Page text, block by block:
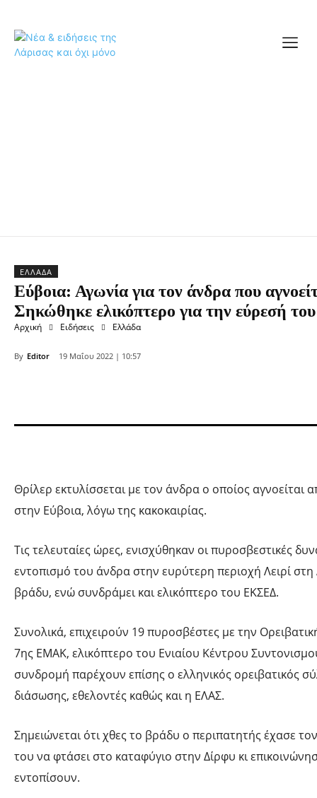
ΕΛΛΆΔΑ
Εύβοια: Αγωνία για τον άνδρα που
Σηκώθηκε ελικόπτερο για την εύρεσή του
Αρχική Ειδήσεις Ελλάδα
By Editor 19 Μαΐου 2022 | 10:57
Θρίλερ εκτυλίσσεται με τον άνδρα ο οποίος
στην Εύβοια, λόγω της κακοκαιρίας.
Τις τελευταίες ώρες, ενισχύθηκαν οι πυροσβεστικές
εντοπισμό του άνδρα στην ευρύτερη περιοχή Λειρί
βράδυ, ενώ συνδράμει και ελικόπτερο του ΕΚΣΕΔ.
Συνολικά, επιχειρούν 19 πυροσβέστες με την
7ης ΕΜΑΚ, ελικόπτερο του Ενιαίου Κέντρου
συνδρομή παρέχουν επίσης ο ελληνικός ορειβατικός
διάσωσης, εθελοντές καθώς και η ΕΛΑΣ.
Σημειώνεται ότι χθες το βράδυ ο περιπατητής έχασε
του να φτάσει στο καταφύγιο στην Δίρφυ κι
εντοπίσουν.